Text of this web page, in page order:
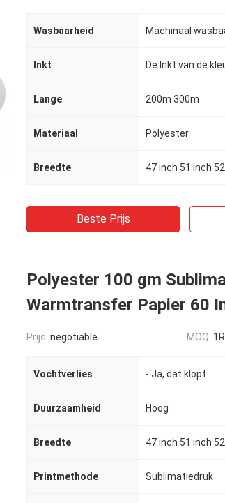
Wasbaarheid Machinaal
Inkt De Inkt van de
Lange 200m 300m
Materiaal Polyester
Breedte 47 inch 51 inch
Beste Prijs
Polyester 100 gm
Warmtransfer Papier 60
Prijs: negotiable MOQ:
Vochtverlies - Ja, dat klopt.
Duurzaamheid Hoog
Breedte 47 inch 51 inch
Printmethode Sublimatiedruk